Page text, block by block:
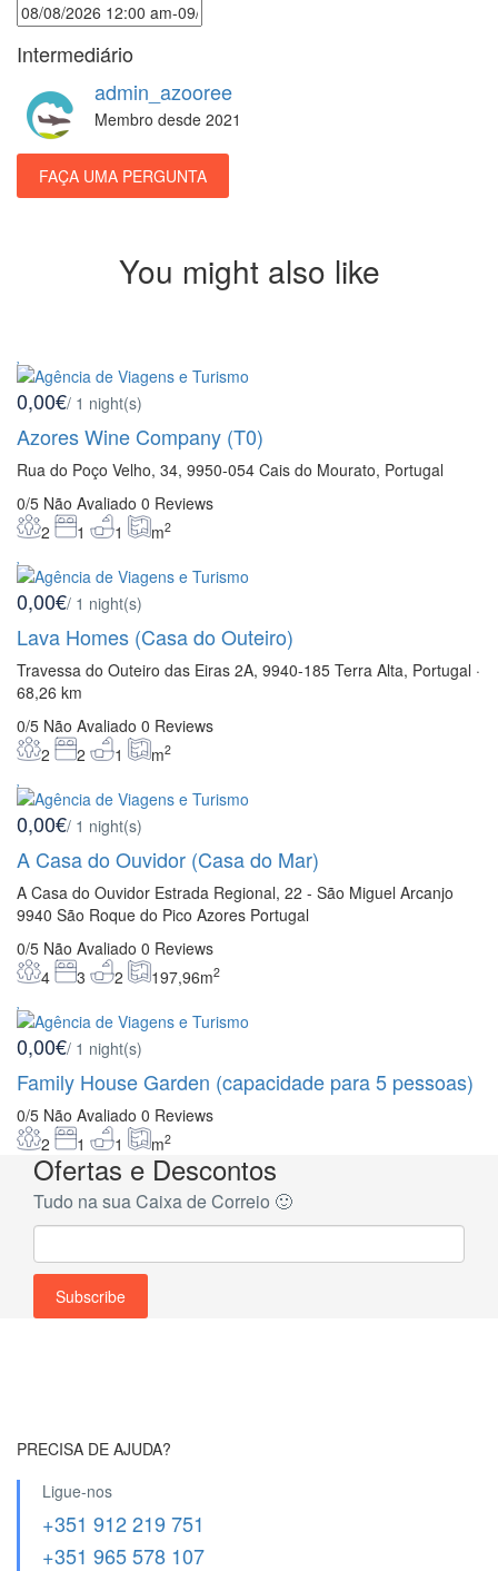
Intermediário
admin_azooree
Membro desde 2021
FAÇA UMA PERGUNTA
You might also like
0,00€/ 1 night(s)
Azores Wine Company (T0)
Rua do Poço Velho, 34, 9950-054 Cais do Mourato, Portugal
0/5 Não Avaliado 0 Reviews
2
1 1 m2
0,00€/ 1 night(s)
Lava Homes (Casa do Outeiro)
Travessa do Outeiro das Eiras 2A, 9940-185 Terra Alta, Portugal ·
68,26 km
0/5 Não Avaliado 0 Reviews
2
2 1 m2
0,00€/ 1 night(s)
A Casa do Ouvidor (Casa do Mar)
A Casa do Ouvidor Estrada Regional, 22 - São Miguel Arcanjo
9940 São Roque do Pico Azores Portugal
0/5 Não Avaliado 0 Reviews
4
3 2 197,96m2
0,00€/ 1 night(s)
Family House Garden (capacidade para 5 pessoas)
0/5 Não Avaliado 0 Reviews
2
1 1 m2
Ofertas e Descontos
Tudo na sua Caixa de Correio 🙂
PRECISA DE AJUDA?
Ligue-nos
+351 912 219 751
+351 965 578 107